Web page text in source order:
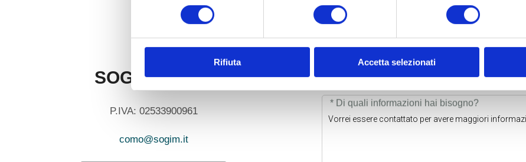
Rifiuta Accetta selezionati
SOGIM COMO
P.IVA: 02533900961
como@sogim.it
Cognome
* Email
* Di quali informazioni hai bisogno?